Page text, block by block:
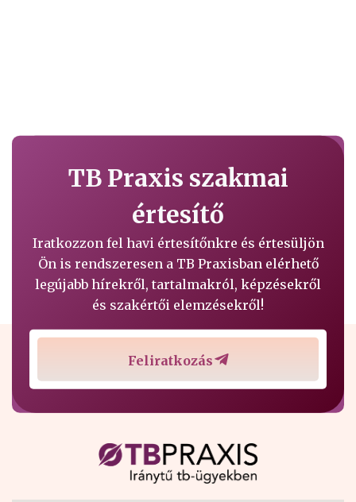
TB Praxis szakmai
értesítő
Iratkozzon fel havi értesítőnkre és értesüljön
Ön is rendszeresen a TB Praxisban elérhető
legújabb hírekről, tartalmakról, képzésekről
és szakértői elemzésekről!
Feliratkozás